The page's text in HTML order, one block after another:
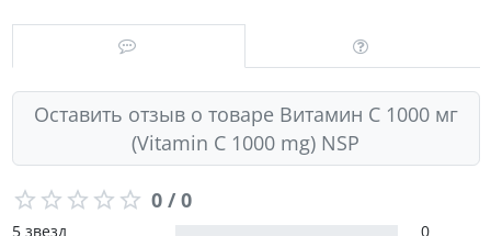
Оставить отзыв о товаре Витамин C 1000 мг
(Vitamin C 1000 mg) NSP
0 / 0
5 звезд
0